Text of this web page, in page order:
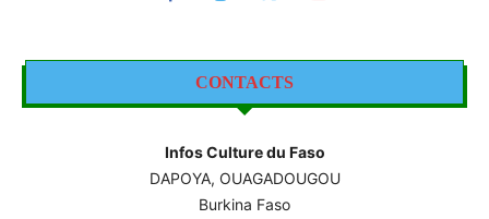
CONTACTS
Infos Culture du Faso
DAPOYA, OUAGADOUGOU
Burkina Faso